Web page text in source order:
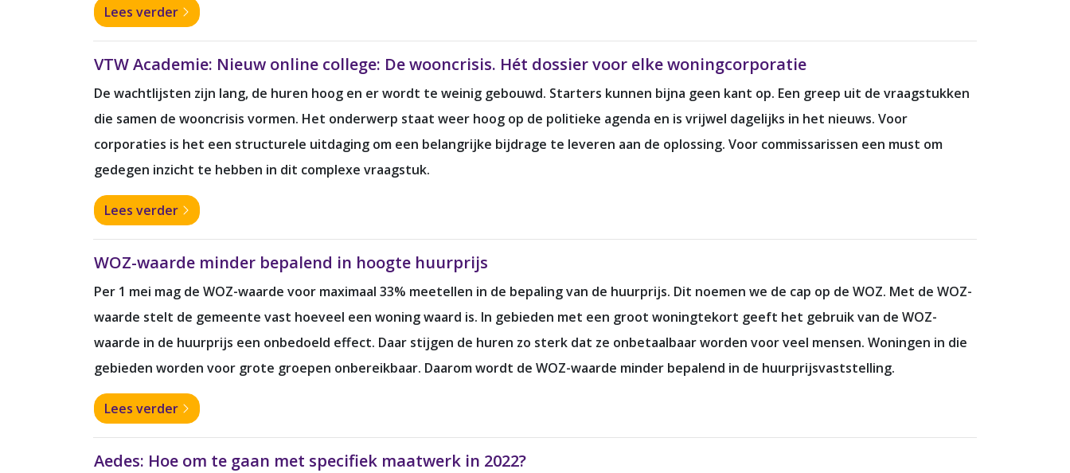
Lees verder
VTW Academie: Nieuw online college: De wooncrisis. Hét dossier voor elke woningcorporatie
De wachtlijsten zijn lang, de huren hoog en er wordt te weinig gebouwd. Starters kunnen bijna geen kant op. Een greep uit de vraagstukken
die samen de wooncrisis vormen. Het onderwerp staat weer hoog op de politieke agenda en is vrijwel dagelijks in het nieuws. Voor
corporaties is het een structurele uitdaging om een belangrijke bijdrage te leveren aan de oplossing. Voor commissarissen een must om
gedegen inzicht te hebben in dit complexe vraagstuk.
Lees verder
WOZ-waarde minder bepalend in hoogte huurprijs
Per 1 mei mag de WOZ-waarde voor maximaal 33% meetellen in de bepaling van de huurprijs. Dit noemen we de cap op de WOZ. Met de WOZ-
waarde stelt de gemeente vast hoeveel een woning waard is. In gebieden met een groot woningtekort geeft het gebruik van de WOZ-
waarde in de huurprijs een onbedoeld effect. Daar stijgen de huren zo sterk dat ze onbetaalbaar worden voor veel mensen. Woningen in die
gebieden worden voor grote groepen onbereikbaar. Daarom wordt de WOZ-waarde minder bepalend in de huurprijsvaststelling.
Lees verder
Aedes: Hoe om te gaan met specifiek maatwerk in 2022?